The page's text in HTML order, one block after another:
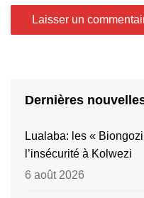
Dernières
Lualaba: les «
l’insécurité à Kolwezi
6 août 2026